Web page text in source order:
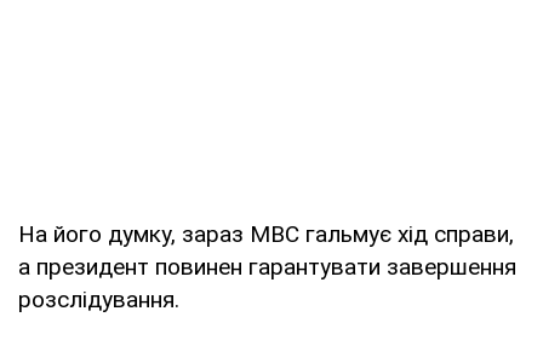
На його думку, зараз МВС гальмує хід справи,
а президент повинен гарантувати завершення
розслідування.